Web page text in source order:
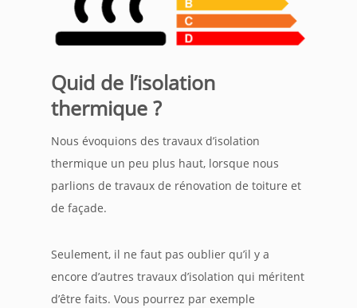
Quid de l’isolation
thermique ?
Nous évoquions des travaux d’isolation
thermique un peu plus haut, lorsque nous
parlions de travaux de rénovation de toiture et
de façade.
Seulement, il ne faut pas oublier qu’il y a
encore d’autres travaux d’isolation qui méritent
d’être faits. Vous pourrez par exemple